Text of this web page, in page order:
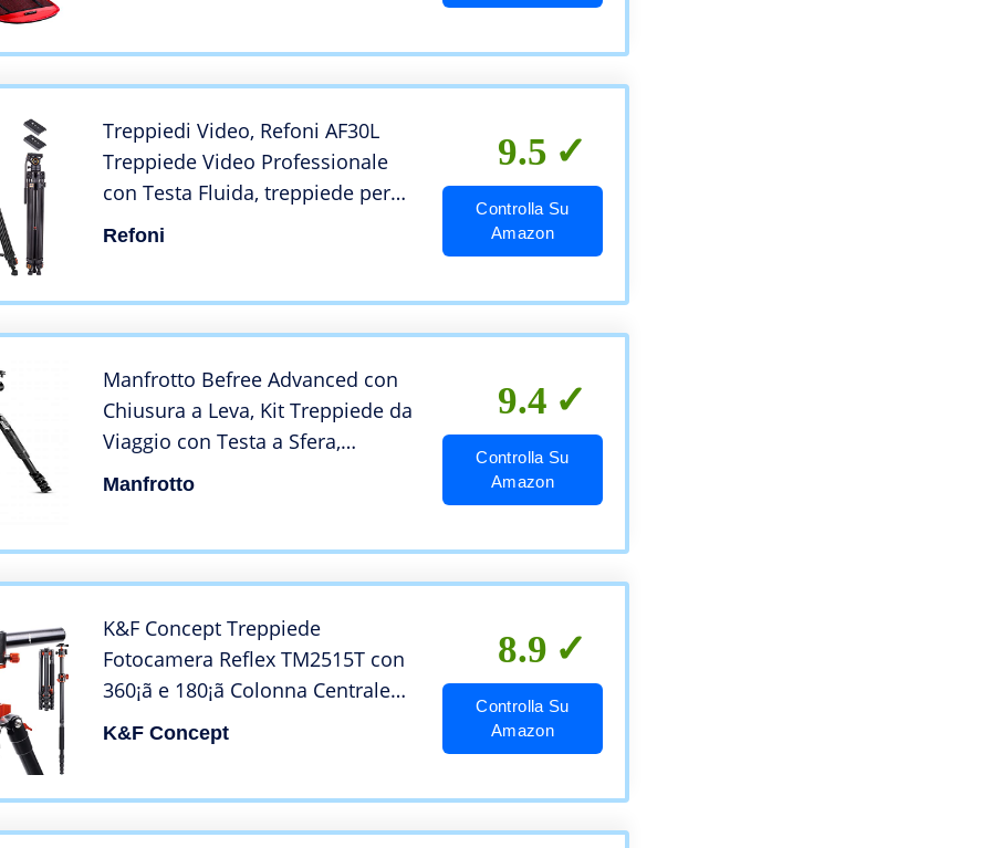
Treppiedi Video, Refoni AF30L
Treppiede Video Professionale
con Testa Fluida, treppiede per
fotocamera in alluminio da 181
Refoni
9.5
Controlla Su
Amazon
Manfrotto Befree Advanced con
Chiusura a Leva, Kit Treppiede da
Viaggio con Testa a Sfera,
Portatile e Compatto, Treppiede
Manfrotto
9.4
Controlla Su
Amazon
K&F Concept Treppiede
Fotocamera Reflex TM2515T con
360¡ã e 180¡ã Colonna Centrale
Trasversale, Cavalletto
Monopiede, Testa a Sfera Grande
K&F Concept
8.9
Controlla Su
Amazon